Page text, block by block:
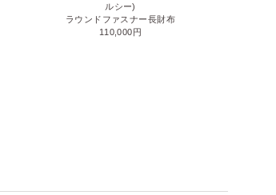
ルシー)
ラウンドファスナー長財布
110,000円